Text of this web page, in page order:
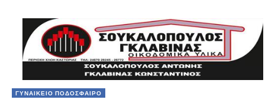
ΓΥΝΑΙΚΕΙΟ ΠΟΔΟΣΦΑΙΡΟ